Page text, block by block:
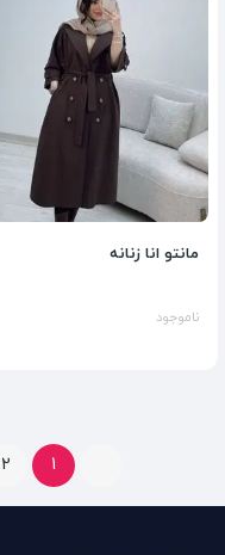
مانتو انا زنانه
ناموجود
1
2